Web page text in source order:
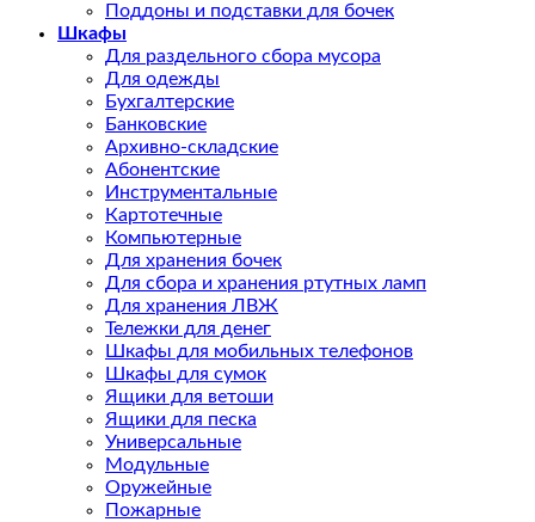
Поддоны и подставки для бочек
Шкафы
Для раздельного сбора мусора
Для одежды
Бухгалтерские
Банковские
Архивно-складские
Абонентские
Инструментальные
Картотечные
Компьютерные
Для хранения бочек
Для сбора и хранения ртутных ламп
Для хранения ЛВЖ
Тележки для денег
Шкафы для мобильных телефонов
Шкафы для сумок
Ящики для ветоши
Ящики для песка
Универсальные
Модульные
Оружейные
Пожарные